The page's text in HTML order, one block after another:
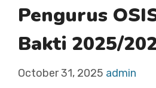
Pengurus
Bakti 2025/
October 31, 2025 admin